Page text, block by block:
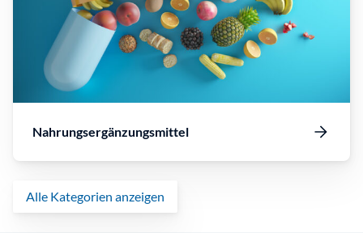
Nahrungsergänzungsmittel
Alle Kategorien anzeigen